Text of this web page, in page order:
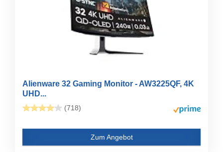
Alienware 32 Gaming Monitor - AW3225QF, 4K
UHD...
(718)
Zum Angebot